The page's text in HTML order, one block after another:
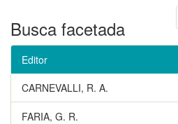
Busca facetada
Editor
CARNEVALLI, R. A.
FARIA, G. R.